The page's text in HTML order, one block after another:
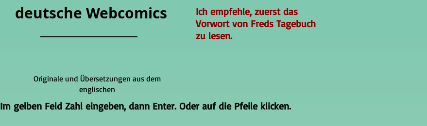
deutsche Webcomics
Ich empfehle, zuerst das
Vorwort von Freds Tagebuch
zu lesen.
Originale und Übersetzungen aus dem
englischen
Im gelben Feld Zahl eingeben, dann Enter. Oder auf die Pfeile klicken.